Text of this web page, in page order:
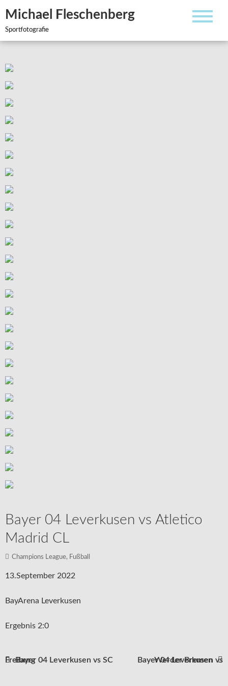
Inhalt
springen
Michael Fleschenberg
Sportfotografie
Bayer 04 Leverkusen vs Atletico
Madrid CL
Champions League, Fußball
13.September 2022
BayArena Leverkusen
Ergebnis 2:0
Beitragsnavigation
Bayer 04 Leverkusen vs SC Freiburg Bayer 04 Leverkusen vs Werder Bremen